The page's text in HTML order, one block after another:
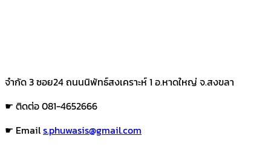
จำกัด 3 ซอย24 ถนนนิพัทธ์สงเคราะห์ 1 อ.หาดใหญ่ จ.สงขลา
☛ ติดต่อ 081-4652666
☛ Emails.phuwasis@gmail.com